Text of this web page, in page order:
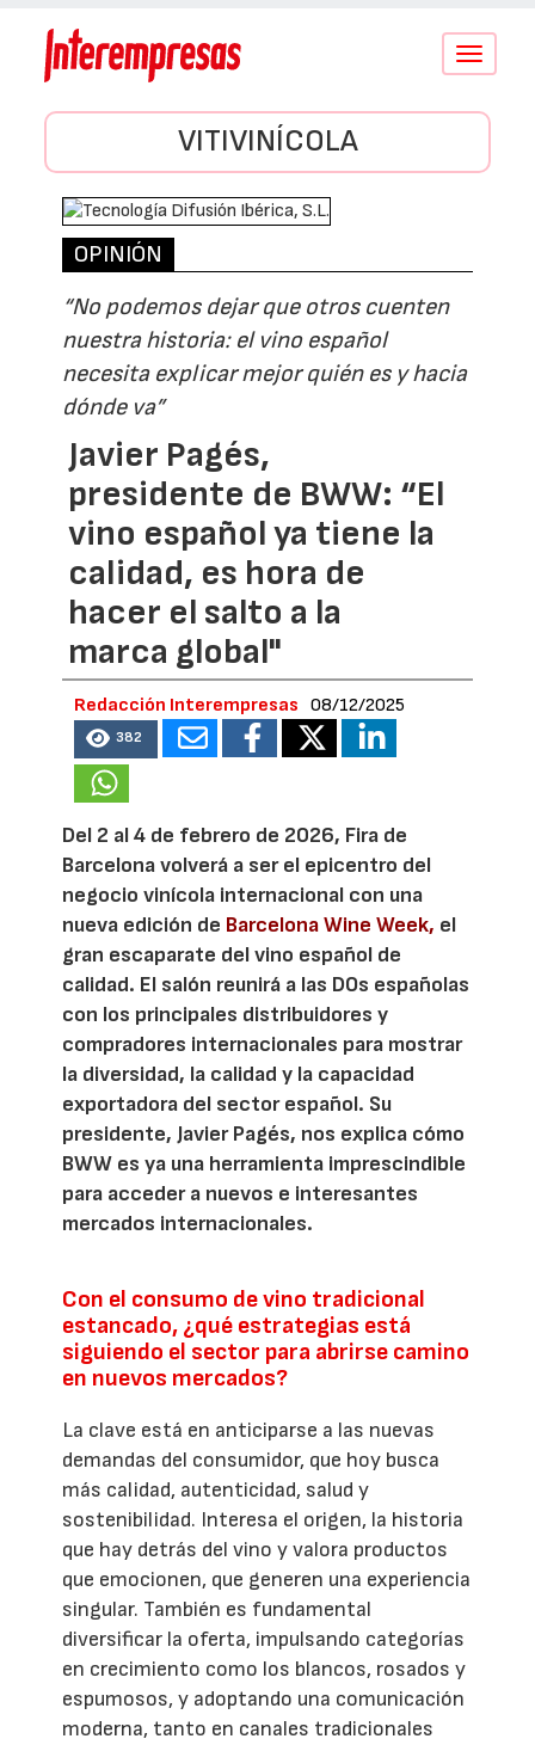
Conmutar
VITIVINÍCOLA
OPINIÓN
“No podemos dejar que otros cuenten
nuestra historia: el vino español
necesita explicar mejor quién es y hacia
dónde va”
Javier Pagés,
presidente de BWW: “El
vino español ya tiene la
calidad, es hora de
hacer el salto a la
marca global"
Redacción Interempresas 08/12/2025
382
Del 2 al 4 de febrero de 2026, Fira de
Barcelona volverá a ser el epicentro del
negocio vinícola internacional con una
nueva edición de Barcelona Wine Week, el
gran escaparate del vino español de
calidad. El salón reunirá a las DOs españolas
con los principales distribuidores y
compradores internacionales para mostrar
la diversidad, la calidad y la capacidad
exportadora del sector español. Su
presidente, Javier Pagés, nos explica cómo
BWW es ya una herramienta imprescindible
para acceder a nuevos e interesantes
mercados internacionales.
Con el consumo de vino tradicional
estancado, ¿qué estrategias está
siguiendo el sector para abrirse camino
en nuevos mercados?
La clave está en anticiparse a las nuevas
demandas del consumidor, que hoy busca
más calidad, autenticidad, salud y
sostenibilidad. Interesa el origen, la historia
que hay detrás del vino y valora productos
que emocionen, que generen una experiencia
singular. También es fundamental
diversificar la oferta, impulsando categorías
en crecimiento como los blancos, rosados y
espumosos, y adoptando una comunicación
moderna, tanto en canales tradicionales